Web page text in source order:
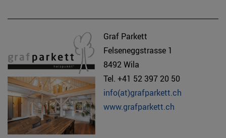
Graf Parkett
Felseneggstrasse 1
8492 Wila
Tel. +41 52 397 20 50
info(at)grafparkett.ch
www.grafparkett.ch